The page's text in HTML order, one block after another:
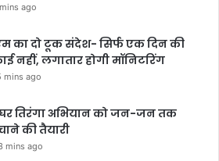
ago
का दो टूक संदेश- सिर्फ एक दिन की
नहीं, लगातार होगी मॉनिटरिंग
mins ago
तिरंगा अभियान को जन-जन तक
की तैयारी
mins ago